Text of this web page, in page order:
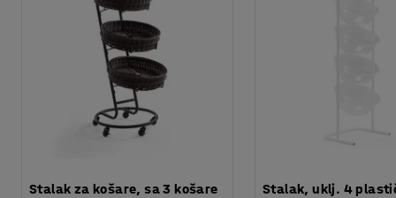
Stalak za košare, sa 3 košare Stalak, uklj. 4